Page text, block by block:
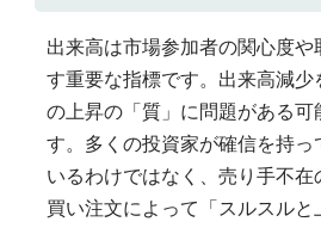
出来高は市場参加者の関心度や
す重要な指標です。出来高減少
の上昇の「質」に問題がある可
す。多くの投資家が確信を持っ
いるわけではなく、売り手不在
買い注文によって「スルスルと